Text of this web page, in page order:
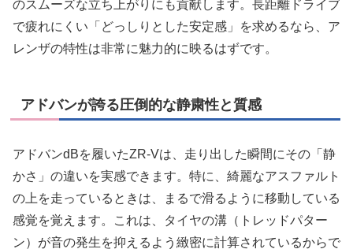
のスムーズな立ち上がりにも貢献します。長距離ドライブ
で疲れにくい「どっしりとした安定感」を求めるなら、ア
レンザの特性は非常に魅力的に映るはずです。
アドバンが誇る圧倒的な静粛性と質感
アドバンdBを履いたZR-Vは、走り出した瞬間にその「静
かさ」の違いを実感できます。特に、綺麗なアスファルト
の上を走っているときは、まるで滑るように移動している
感覚を覚えます。これは、タイヤの溝（トレッドパター
ン）が音の発生を抑えるよう緻密に計算されているからで